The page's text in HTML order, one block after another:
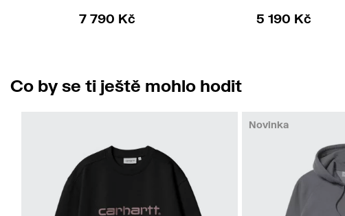
7 790 Kč 5 190 Kč
Co by se ti ještě mohlo hodit
Novinka